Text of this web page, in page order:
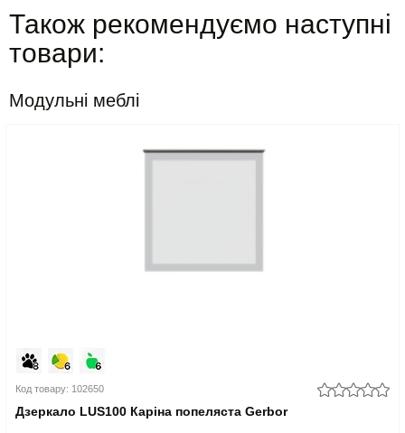
Також рекомендуємо наступні
товари:
Модульні меблі
Код товару: 102650
Дзеркало LUS100 Каріна попеляста Gerbor